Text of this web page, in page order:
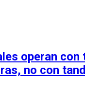
operan
no con